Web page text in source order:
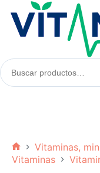
contenido
Buscar
productos:
Inicio
Vitaminas,
Vitaminas